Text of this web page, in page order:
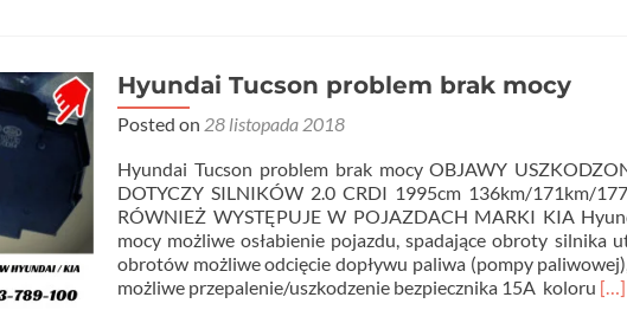
Hyundai Tucson problem brak mocy
Posted on 28 listopada 2018
Hyundai Tucson problem brak mocy OBJAWY
DOTYCZY SILNIKÓW 2.0 CRDI 1995cm 136km/171km/
RÓWNIEŻ WYSTĘPUJE W POJAZDACH MARKI KIA
mocy możliwe osłabienie pojazdu, spadające obroty silnika
obrotów możliwe odcięcie dopływu paliwa (pompy
możliwe przepalenie/uszkodzenie bezpiecznika 15A koloru […]